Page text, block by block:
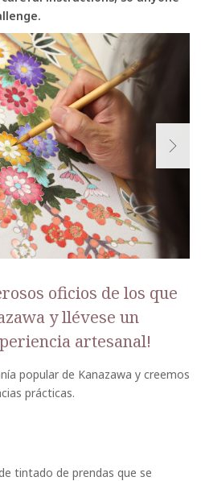
oficios de los que
y llévese un
artesanal!
popular de Kanazawa y creemos
prácticas.
tintado de prendas que se